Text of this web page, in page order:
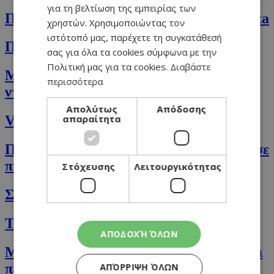
Παραδοσιακά πορτογαλικά παστάκια Nata
Πεϊνιρλί με κεφαλοτύρι
Μακαρόνια Casarecce με σάλτσα
ντομάτας και κρέμα
Vegan γιορτινά Cookies
Πέστο ελιάς και τηγανητά κολοκυθάκια σε
πίτα με φέτα και ρεβίθια
Σούπα με κουνουπίδι & κάστανο
Τα breakfast oats της Άντρης μου
Μακαρόνια Rigatoni με κιμά, φινόκιο και
πέστο αντζούγιας
για τη βελτίωση της εμπειρίας των
χρηστών. Χρησιμοποιώντας τον
ιστότοπό μας, παρέχετε τη συγκατάθεσή
σας για όλα τα cookies σύμφωνα με την
Πολιτική μας για τα cookies. Διαβάστε
περισσότερα
Απολύτως
απαραίτητα
Απόδοσης
Στόχευσης Λειτουργικότητας
ΑΠΟΔΟΧΉ ΌΛΩΝ
ΑΠΌΡΡΙΨΗ ΌΛΩΝ